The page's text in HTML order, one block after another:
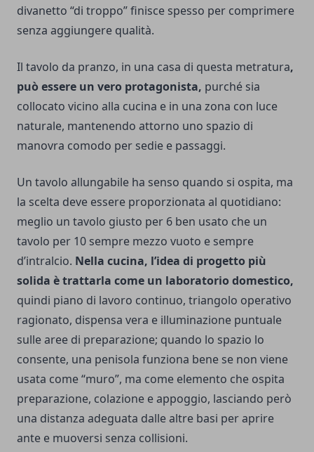
divanetto “di troppo” finisce spesso per comprimere
senza aggiungere qualità.
Il tavolo da pranzo, in una casa di questa metratura,
può essere un vero protagonista, purché sia
collocato vicino alla cucina e in una zona con luce
naturale, mantenendo attorno uno spazio di
manovra comodo per sedie e passaggi.
Un tavolo allungabile ha senso quando si ospita, ma
la scelta deve essere proporzionata al quotidiano:
meglio un tavolo giusto per 6 ben usato che un
tavolo per 10 sempre mezzo vuoto e sempre
d’intralcio. Nella cucina, l’idea di progetto più
solida è trattarla come un laboratorio domestico,
quindi piano di lavoro continuo, triangolo operativo
ragionato, dispensa vera e illuminazione puntuale
sulle aree di preparazione; quando lo spazio lo
consente, una penisola funziona bene se non viene
usata come “muro”, ma come elemento che ospita
preparazione, colazione e appoggio, lasciando però
una distanza adeguata dalle altre basi per aprire
ante e muoversi senza collisioni.